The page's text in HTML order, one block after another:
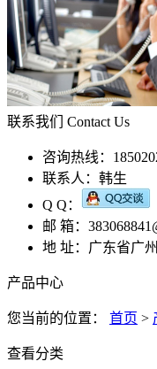
联系我们 Contact Us
咨询热线：
联系人：韩生
Q Q：
邮 箱：
地 址：广东省广
产品中心
您当前的位置： 首页 >
查看分类